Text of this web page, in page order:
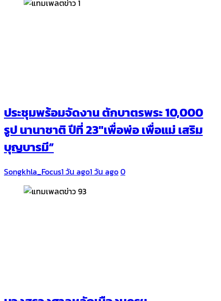
ประชุมพร้อมจัดงาน ตักบาตรพระ 10,000
รูป นานาชาติ ปีที่ 23″เพื่อพ่อ เพื่อแม่ เสริม
บุญบารมี”
Songkhla_Focus1 วัน ago1 วัน ago0